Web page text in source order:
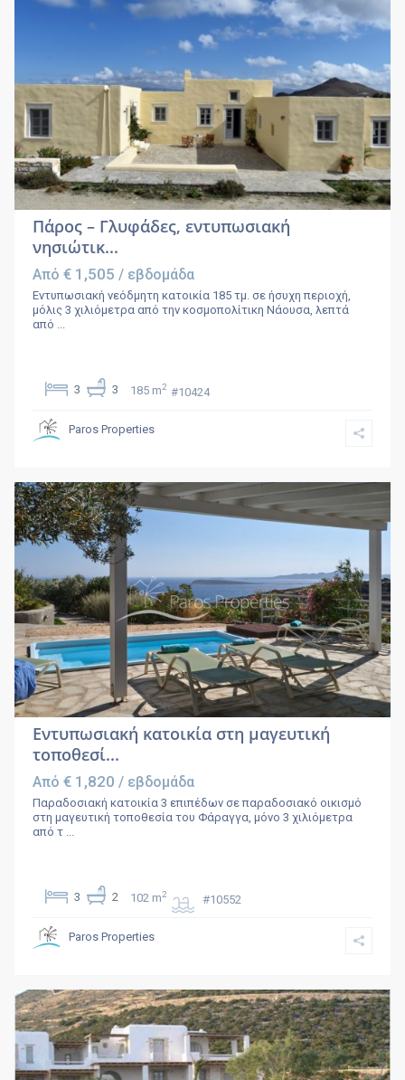
Πάρος – Γλυφάδες, εντυπωσιακή
νησιώτικ...
Από € 1,505/ εβδομάδα
Εντυπωσιακή νεόδμητη κατοικία 185 τμ. σε ήσυχη περιοχή,
μόλις 3 χιλιόμετρα από την κοσμοπολίτικη Νάουσα, λεπτά
από ...
3 3 185 m2 #10424
Paros Properties
Εντυπωσιακή κατοικία στη μαγευτική
τοποθεσί...
Από € 1,820/ εβδομάδα
Παραδοσιακή κατοικία 3 επιπέδων σε παραδοσιακό οικισμό
στη μαγευτική τοποθεσία του Φάραγγα, μόνο 3 χιλιόμετρα
από τ ...
3 2 102 m2 #10552
Paros Properties